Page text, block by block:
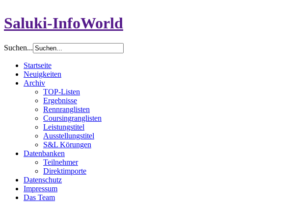
Saluki-InfoWorld
Suchen...
Startseite
Neuigkeiten
Archiv
TOP-Listen
Ergebnisse
Rennranglisten
Coursingranglisten
Leistungstitel
Ausstellungstitel
S&L Körungen
Datenbanken
Teilnehmer
Direktimporte
Datenschutz
Impressum
Das Team